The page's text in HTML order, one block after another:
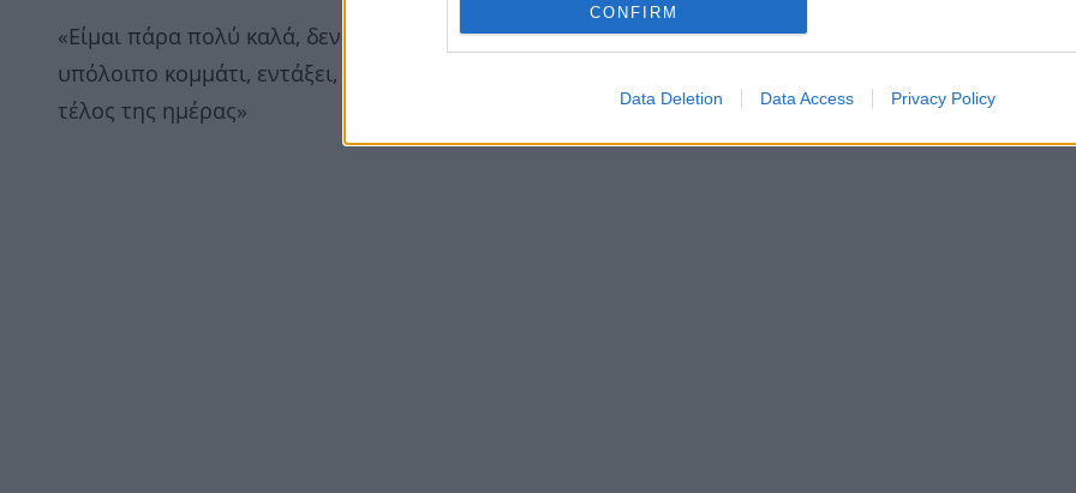
CONFIRM
Data Deletion Data Access Privacy Policy
«Είμαι πάρα πολύ καλά, δεν κρύβομαι, φυσικά δεν κρύβομαι. Είμαι πάρα πολύ καλά. Τώρα όλο το
υπόλοιπο κομμάτι, εντάξει, το κρατάω για μένα. Προσωπικά είναι, νομίζω δεν αφορά και κανέναν
τέλος της ημέρας»